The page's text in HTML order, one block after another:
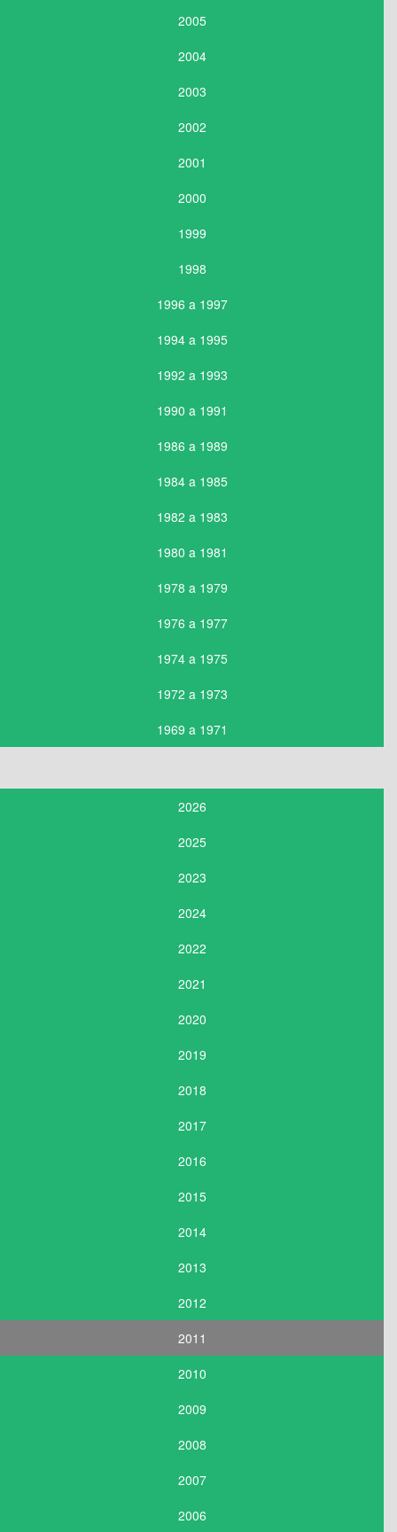
2005
2004
2003
2002
2001
2000
1999
1998
1996 a 1997
1994 a 1995
1992 a 1993
1990 a 1991
1986 a 1989
1984 a 1985
1982 a 1983
1980 a 1981
1978 a 1979
1976 a 1977
1974 a 1975
1972 a 1973
1969 a 1971
2026
2025
2023
2024
2022
2021
2020
2019
2018
2017
2016
2015
2014
2013
2012
2011
2010
2009
2008
2007
2006